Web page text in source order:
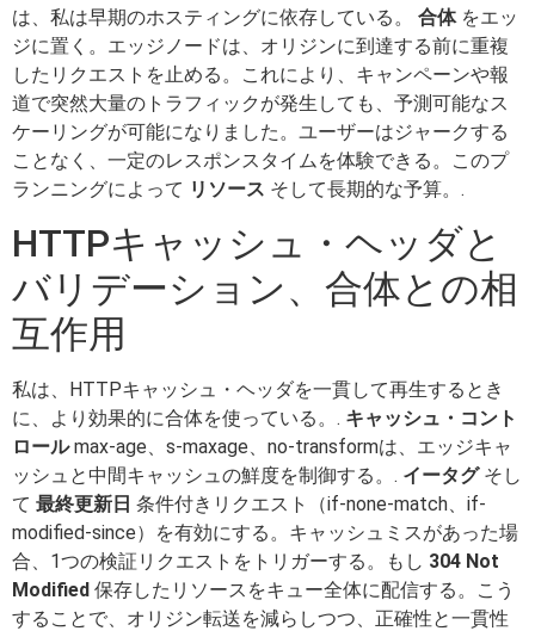
は、私は早期のホスティングに依存している。 合体をエッ
ジに置く。エッジノードは、オリジンに到達する前に重複
したリクエストを止める。これにより、キャンペーンや報
道で突然大量のトラフィックが発生しても、予測可能なス
ケーリングが可能になりました。ユーザーはジャークする
ことなく、一定のレスポンスタイムを体験できる。このプ
ランニングによって リソース そして長期的な予算。.
HTTPキャッシュ・ヘッダと
バリデーション、合体との相
互作用
私は、HTTPキャッシュ・ヘッダを一貫して再生するとき
に、より効果的に合体を使っている。. キャッシュ・コント
ロールmax-age、s-maxage、no-transformは、エッジキャ
ッシュと中間キャッシュの鮮度を制御する。. イータグそし
て 最終更新日 条件付きリクエスト（if-none-match、if-
modified-since）を有効にする。キャッシュミスがあった場
合、1つの検証リクエストをトリガーする。もし 304 Not
Modified 保存したリソースをキュー全体に配信する。こう
することで、オリジン転送を減らしつつ、正確性と一貫性